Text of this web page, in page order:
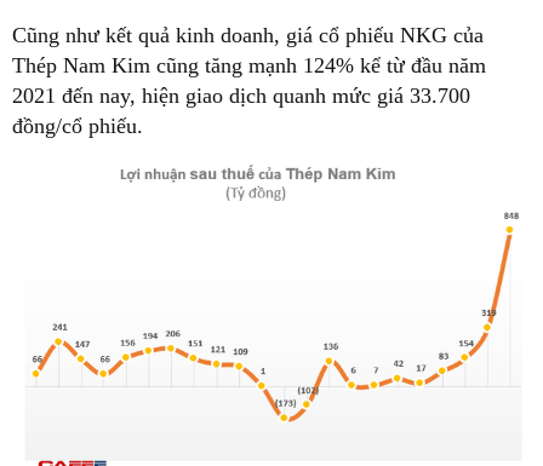
Cũng như kết quả kinh doanh, giá cổ phiếu NKG của
Thép Nam Kim cũng tăng mạnh 124% kể từ đầu năm
2021 đến nay, hiện giao dịch quanh mức giá 33.700
đồng/cổ phiếu.